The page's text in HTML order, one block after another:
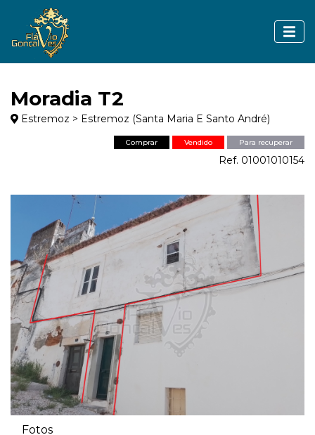
Moradia T2
Estremoz > Estremoz (Santa Maria E Santo André)
Comprar Vendido Para recuperar
Ref. 01001010154
Fotos